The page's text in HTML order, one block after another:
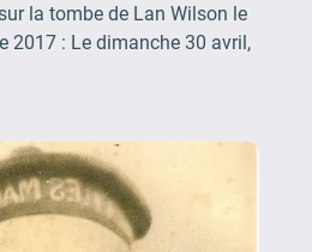
la tombe de Lan Wilson le
2017 : Le dimanche 30 avril,